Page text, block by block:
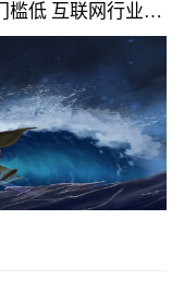
槛低 互联网行业有